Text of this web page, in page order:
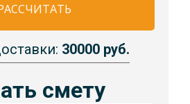
30000 руб.
смету